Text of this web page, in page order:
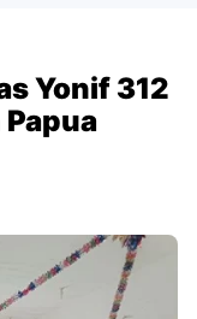
Yonif 312